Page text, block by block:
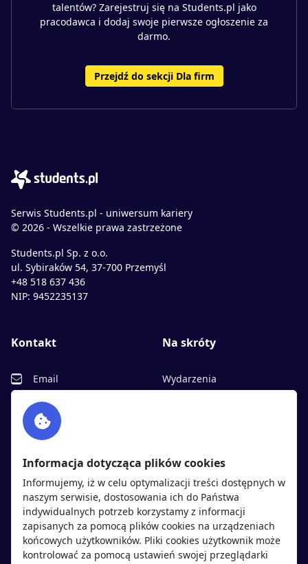
talentów? Zarejestruj się na Students.pl jako
pracodawca i dodaj swoje pierwsze ogłoszenie za
darmo.
Przejdź do sekcji Dla firm
Serwis Students.pl - uniwersum kariery
© 2026 - Wszelkie prawa zastrzeżone
Students.pl Sp. z o.o.
ul. Sybiraków 54, 37-700 Przemyśl
+48 518 637 436
NIP: 9452235137
Kontakt
Email
Facebook
Twitter
Na skróty
Wydarzenia
Polityka cookies
Polityka prywatności
Kandydaci
Regulamin kandydata
Pracodawcy
Regulamin pracodawcy
Informacja dotycząca plików cookies
Informujemy, iż w celu optymalizacji treści dostępnych w
naszym serwisie, dostosowania ich do Państwa
indywidualnych potrzeb korzystamy z informacji
zapisanych za pomocą plików cookies na urządzeniach
końcowych użytkowników. Pliki cookies użytkownik może
kontrolować za pomocą ustawień swojej przeglądarki